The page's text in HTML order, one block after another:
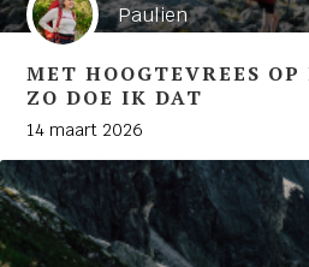
Paulien
MET HOOGTEVREES
ZO DOE IK DAT
14 maart 2026